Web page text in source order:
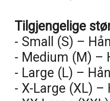
Tilgjengelige
- Small (S) –
- Medium (M) –
- Large (L) –
- X-Large (XL)